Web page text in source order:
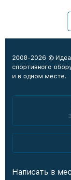
2008-2026 ©
спортивного
и в одном месте.
Написать в